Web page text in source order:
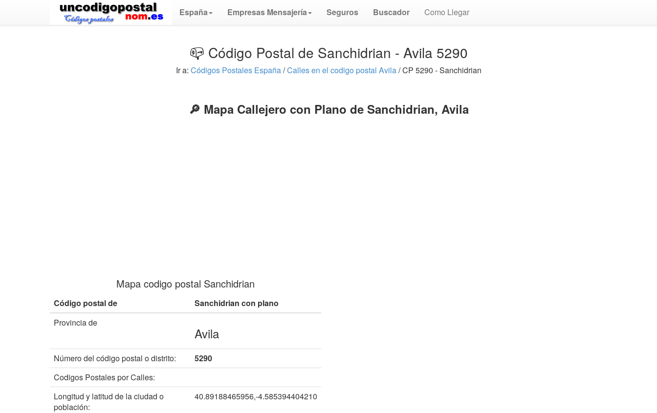
España Empresas Mensajería Seguros Buscador Como Llegar
📪 Código Postal de Sanchidrian - Avila 5290
Ir a: Códigos Postales España/Calles en el codigo postal Avila/ CP 5290 - Sanchidrian
🔎 Mapa Callejero con Plano de Sanchidrian, Avila
Mapa codigo postal Sanchidrian
Código postal de
Sanchidrian con plano
Provincia de
Avila
Número del código postal o distrito:
5290
Codigos Postales por Calles:
Longitud y latitud de la ciudad o
población:
40.89188465956,-4.585394404210